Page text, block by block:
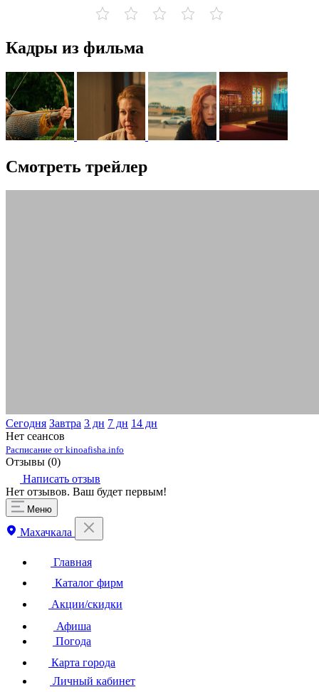
Кадры из фильма
Смотреть трейлер
Сегодня Завтра 3 дн 7 дн 14 дн
Нет сеансов
Расписание от kinoafisha.info
Отзывы (0)
Написать отзыв
Нет отзывов. Ваш будет первым!
Меню
Махачкала
Главная
Каталог фирм
Акции/скидки
Афиша
Погода
Карта города
Личный кабинет